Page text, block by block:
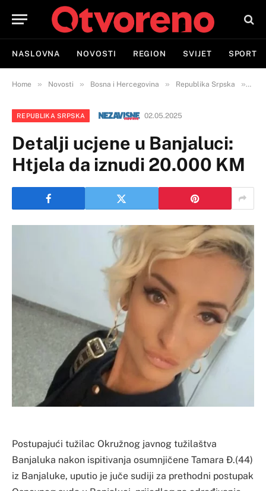
NASLOVNA NOVOSTI REGION SVIJET SPORT
Home » Novosti » Bosna i Hercegovina » Republika Srpska »
REPUBLIKA SRPSKA 02.05.2025
Detalji ucjene u Banjaluci:
Htjela da iznudi 20.000 KM
Postupajući tužilac Okružnog javnog tužilaštva
Banjaluka nakon ispitivanja osumnjičene Tamara Đ.(44)
iz Banjaluke, uputio je juče sudiji za prethodni postupak